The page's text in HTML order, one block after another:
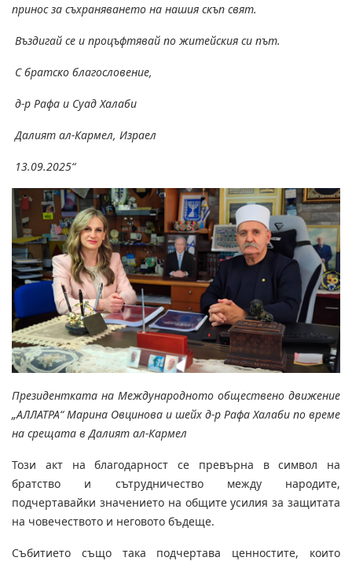
принос за съхраняването на нашия скъп свят.
Въздигай се и процъфтявай по житейския си път.
С братско благословение,
д-р Рафа и Суад Халаби
Далият ал-Кармел, Израел
13.09.2025“
Президентката на Международното обществено движение
„АЛЛАТРА“ Марина Овцинова и шейх д-р Рафа Халаби по време
на срещата в Далият ал-Кармел
Този акт на благодарност се превърна в символ на
братство и сътрудничество между народите,
подчертавайки значението на общите усилия за защитата
на човечеството и неговото бъдеще.
Събитието също така подчертава ценностите, които